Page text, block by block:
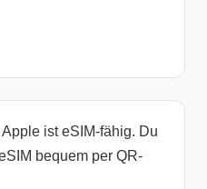
ist eSIM-fähig. Du
bequem per QR-